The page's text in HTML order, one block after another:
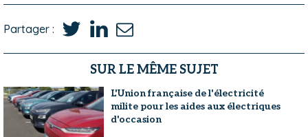
Partager :
SUR LE MÊME SUJET
L'Union française de l'électricité
milite pour les aides aux électriques
d'occasion